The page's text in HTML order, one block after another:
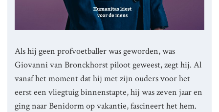
Als hij geen profvoetballer was geworden, was
Giovanni van Bronckhorst piloot geweest, zegt hij. Al
vanaf het moment dat hij met zijn ouders voor het
eerst een vliegtuig binnenstapte, hij was zeven jaar en
ging naar Benidorm op vakantie, fascineert het hem.